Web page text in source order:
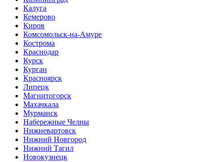
Калуга
Кемерово
Киров
Комсомольск-на-Амуре
Кострома
Краснодар
Курск
Курган
Красноярск
Липецк
Магнитогорск
Махачкала
Мурманск
Набережные Челны
Нижневартовск
Нижний Новгород
Нижний Тагил
Новокузнецк